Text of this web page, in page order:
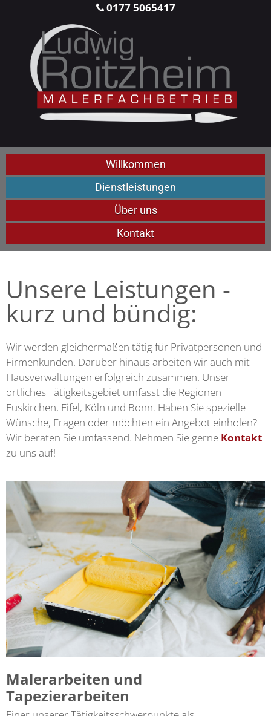
0177 5065417
Willkommen
Dienstleistungen
Über uns
Kontakt
Unsere Leistungen -
kurz und bündig:
Wir werden gleichermaßen tätig für Privatpersonen und
Firmenkunden. Darüber hinaus arbeiten wir auch mit
Hausverwaltungen erfolgreich zusammen. Unser
örtliches Tätigkeitsgebiet umfasst die Regionen
Euskirchen, Eifel, Köln und Bonn. Haben Sie spezielle
Wünsche, Fragen oder möchten ein Angebot einholen?
Wir beraten Sie umfassend. Nehmen Sie gerne Kontakt
zu uns auf!
Malerarbeiten und
Tapezierarbeiten